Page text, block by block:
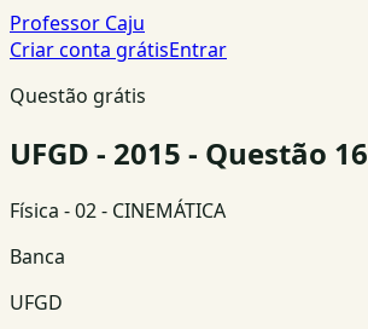
Professor Caju
Criar conta grátisEntrar
Questão grátis
UFGD - 2015 - Questão 16
Física - 02 - CINEMÁTICA
Banca
UFGD